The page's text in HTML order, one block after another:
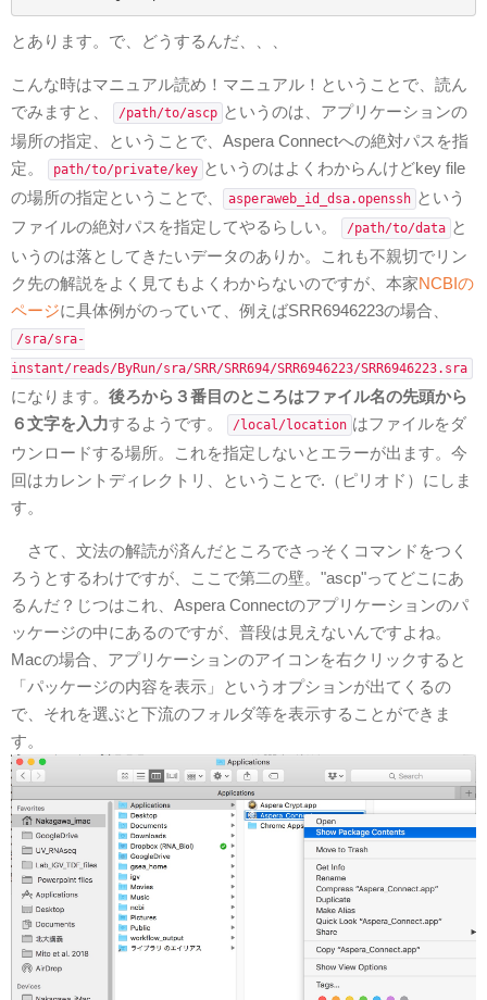
とあります。で、どうするんだ、、、
こんな時はマニュアル読め！マニュアル！ということで、読ん
でみますと、
/path/to/ascp というのは、アプリケーションの
場所の指定、ということで、Aspera Connectへの絶対パスを指
定。
path/to/private/key というのはよくわからんけどkey file
の場所の指定ということで、
asperaweb_id_dsa.openssh という
ファイルの絶対パスを指定してやるらしい。
/path/to/data と
いうのは落としてきたいデータのありか。これも不親切でリン
ク先の解説をよく見てもよくわからないのですが、本家NCBIの
ページに具体例がのっていて、例えばSRR6946223の場合、
/sra/sra-
instant/reads/ByRun/sra/SRR/SRR694/SRR6946223/SRR6946223.sra
になります。 後ろから３番目のところはファイル名の先頭から
６文字を入力するようです。 /local/location はファイルをダ
ウンロードする場所。これを指定しないとエラーが出ます。今
回はカレントディレクトリ、ということで.（ピリオド）にしま
す。
さて、文法の解読が済んだところでさっそくコマンドをつく
ろうとするわけですが、ここで第二の壁。"ascp"ってどこにあ
るんだ？じつはこれ、Aspera Connectのアプリケーションのパ
ッケージの中にあるのですが、普段は見えないんですよね。
Macの場合、アプリケーションのアイコンを右クリックすると
「パッケージの内容を表示」というオプションが出てくるの
で、それを選ぶと下流のフォルダ等を表示することができま
す。